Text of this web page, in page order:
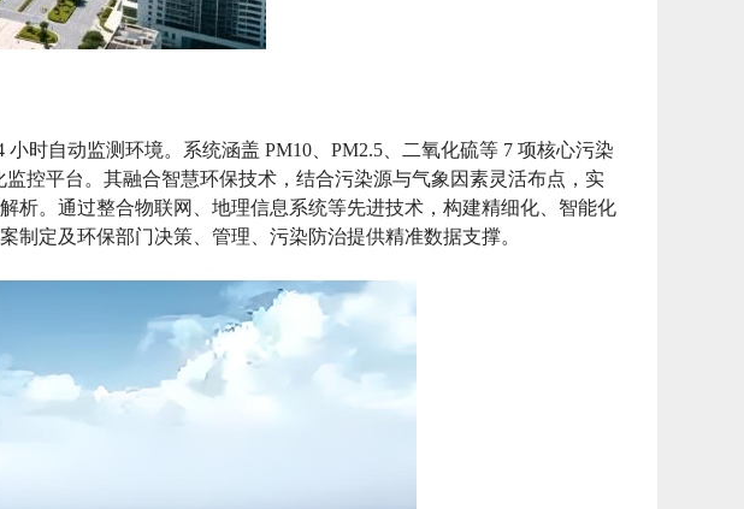
时自动监测环境。系统涵盖 PM10、PM2.5、二氧化硫等 7 项核心污染
控平台。其融合智慧环保技术，结合污染源与气象因素灵活布点，实
析。通过整合物联网、地理信息系统等先进技术，构建精细化、智能化
定及环保部门决策、管理、污染防治提供精准数据支撑。